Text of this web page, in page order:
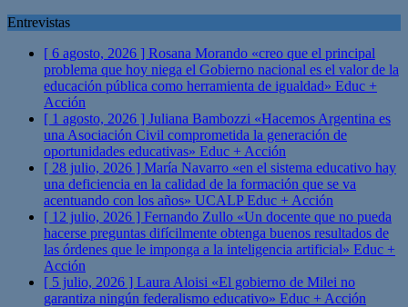
Entrevistas
[ 6 agosto, 2026 ] Rosana Morando «creo que el principal
problema que hoy niega el Gobierno nacional es el valor de la
educación pública como herramienta de igualdad» Educ +
Acción
[ 1 agosto, 2026 ] Juliana Bambozzi «Hacemos Argentina es
una Asociación Civil comprometida la generación de
oportunidades educativas» Educ + Acción
[ 28 julio, 2026 ] María Navarro «en el sistema educativo hay
una deficiencia en la calidad de la formación que se va
acentuando con los años» UCALPEduc + Acción
[ 12 julio, 2026 ] Fernando Zullo «Un docente que no pueda
hacerse preguntas difícilmente obtenga buenos resultados de
las órdenes que le imponga a la inteligencia artificial» Educ +
Acción
[ 5 julio, 2026 ] Laura Aloisi «El gobierno de Milei no
garantiza ningún federalismo educativo» Educ + Acción